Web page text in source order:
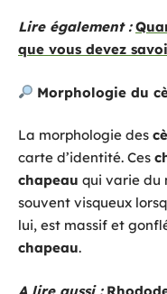
Lire également :
que vous devez
Morphologie du
La morphologie des
carte d’identité. Ces
chapeau qui varie du
souvent visqueux
lui, est massif et
chapeau.
A lire aussi :